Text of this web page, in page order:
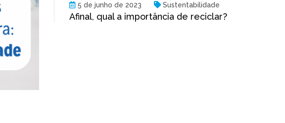
5 de junho de 2023 Sustentabilidade
Afinal, qual a importância de reciclar?